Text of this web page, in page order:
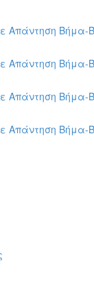
Απάντηση Βήμα-
Απάντηση Βήμα-
Απάντηση Βήμα-
Απάντηση Βήμα-